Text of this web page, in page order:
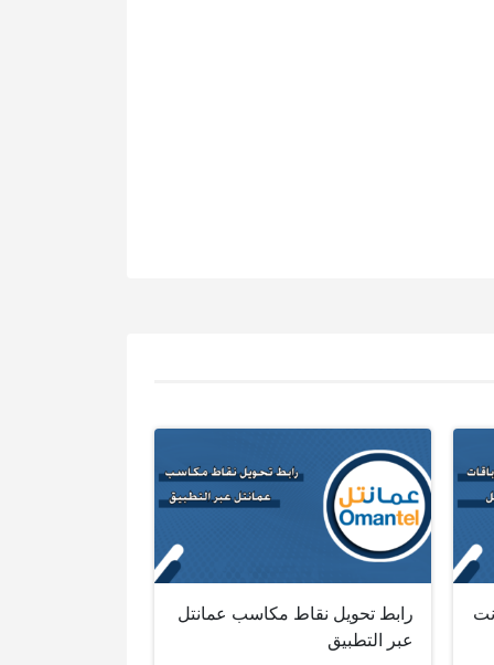
رابط تحويل نقاط مكاسب عمانتل
عبر التطبيق